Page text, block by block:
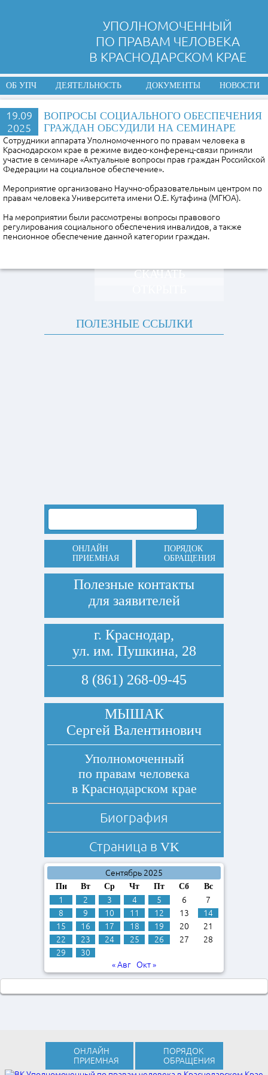
УПОЛНОМОЧЕННЫЙ
ПО ПРАВАМ ЧЕЛОВЕКА
В КРАСНОДАРСКОМ КРАЕ
ОБ УПЧ ДЕЯТЕЛЬНОСТЬ ДОКУМЕНТЫ НОВОСТИ
19.09
2025
ВОПРОСЫ СОЦИАЛЬНОГО ОБЕСПЕЧЕНИЯ
ГРАЖДАН ОБСУДИЛИ НА СЕМИНАРЕ
Сотрудники аппарата Уполномоченного по правам человека в
Краснодарском крае в режиме видео-конференц-связи приняли
участие в семинаре «Актуальные вопросы прав граждан Российской
Федерации на социальное обеспечение».
Мероприятие организовано Научно-образовательным центром по
правам человека Университета имени О.Е. Кутафина (МГЮА).
На мероприятии были рассмотрены вопросы правового
регулирования социального обеспечения инвалидов, а также
пенсионное обеспечение данной категории граждан.
СКАЧАТЬ
ПОЛЕЗНЫЕ ССЫЛКИ
ОНЛАЙН
ПРИЕМНАЯ
ПОРЯДОК
ОБРАЩЕНИЯ
Полезные контакты
для заявителей
г. Краснодар,
ул. им. Пушкина, 28
8 (861) 268-09-45
МЫШАК
Сергей Валентинович
Уполномоченный
по правам человека
в Краснодарском крае
Биография
Страница в VK
Сентябрь 2025
Пн Вт Ср Чт Пт Сб Вс
1 2 3 4 5 6
7
8
9 10 11 12 13
14
15
16 17 18 19 20
21
22
23 24 25 26 27
28
29
30
« Авг
Окт »
ОНЛАЙН
ПРИЕМНАЯ
ПОРЯДОК
ОБРАЩЕНИЯ